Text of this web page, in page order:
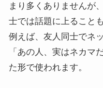
まり多くありませんが
士では話題に上ること
例えば、友人同士でネ
「あの人、実はネカマ
た形で使われます。